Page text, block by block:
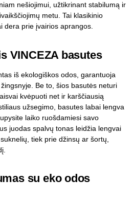
nešiojimui, užtikrinant stabilumą ir
metu. Tai klasikinio
dera prie įvairios aprangos.
VINCEZA basutes
iš ekologiškos odos, garantuoja
Be to, šios basutės neturi
kvėpuoti net ir karščiausią
užsegimo, basutes labai lengva
laiko ruošdamiesi savo
juodas spalvų tonas leidžia lengvai
tiek prie džinsų ar šortų,
su eko odos